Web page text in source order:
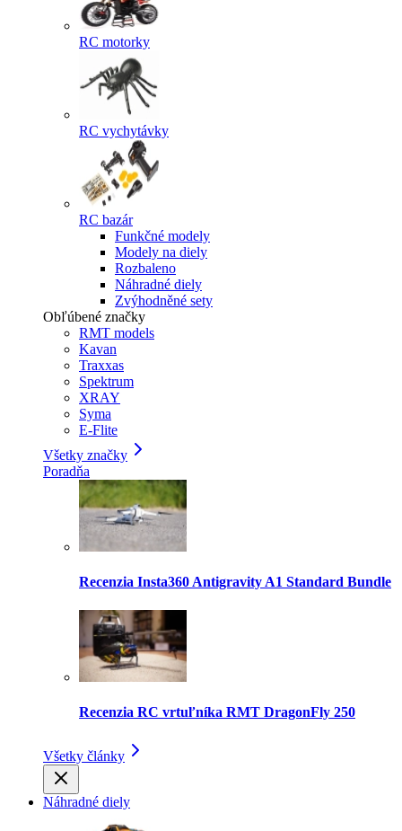
RC motorky
RC vychytávky
RC bazár
Funkčné modely
Modely na diely
Rozbaleno
Náhradné diely
Zvýhodněné sety
Obľúbené značky
RMT models
Kavan
Traxxas
Spektrum
XRAY
Syma
E-Flite
Všetky značky
Poradňa
Recenzia Insta360 Antigravity A1 Standard Bundle
Recenzia RC vrtuľníka RMT DragonFly 250
Všetky články
Náhradné diely